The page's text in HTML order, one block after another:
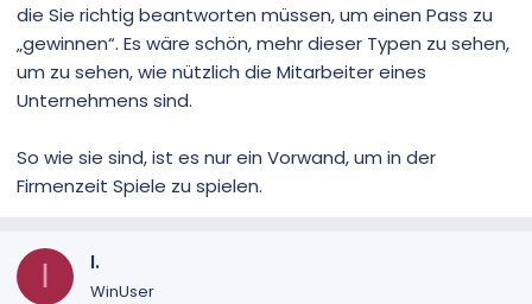
die Sie richtig beantworten müssen, um einen Pass zu
„gewinnen“. Es wäre schön, mehr dieser Typen zu sehen,
um zu sehen, wie nützlich die Mitarbeiter eines
Unternehmens sind.
So wie sie sind, ist es nur ein Vorwand, um in der
Firmenzeit Spiele zu spielen.
I I.
WinUser